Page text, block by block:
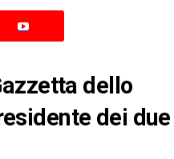
dello
dei due